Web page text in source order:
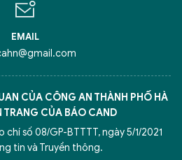
EMAIL
CỦA CÔNG AN THÀNH PHỐ HÀ
TRANG CỦA BÁO CAND
số 08/GP-BTTTT, ngày 5/1/2021
tin và Truyền thông.